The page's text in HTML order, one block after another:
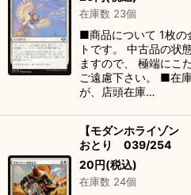
在庫数 23個
■商品について 1枚の
トです。 中古品の状
ますので、 極端にこ
ご遠慮下さい。 ■在
が、店頭在庫…
【モダンホライゾン
おとり 039/254
20円(税込)
在庫数 24個